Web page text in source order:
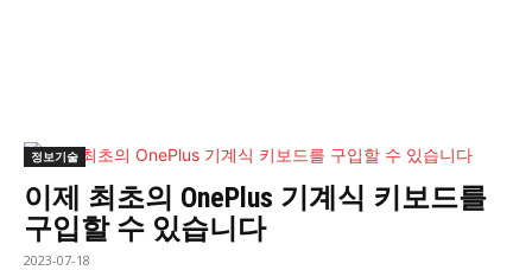
정보기술
이제 최초의 OnePlus 기계식 키보드를
구입할 수 있습니다
2023-07-18